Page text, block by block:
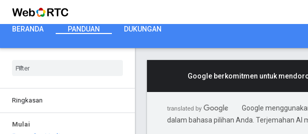
BERANDA PANDUAN DUKUNGAN
Ringkasan
Mulai
Google berkomitmen untuk
Google
dalam bahasa pilihan Anda. Terjemahan AI